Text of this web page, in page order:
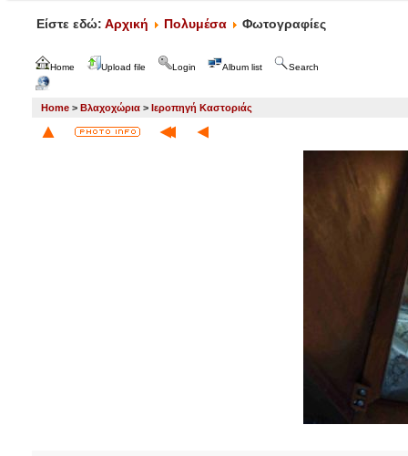
Είστε εδώ: Αρχική Πολυμέσα Φωτογραφίες
Home Upload file Login Album list Search
Home > Βλαχοχώρια > Ιεροπηγή Καστοριάς